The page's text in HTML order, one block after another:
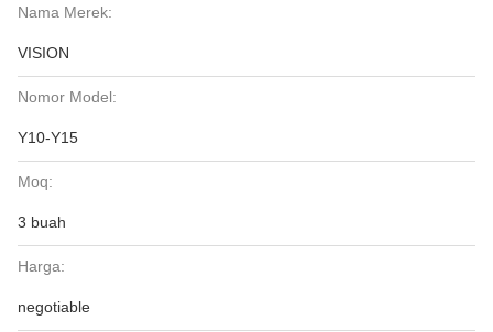
Nama Merek:
VISION
Nomor Model:
Y10-Y15
Moq:
3 buah
Harga:
negotiable